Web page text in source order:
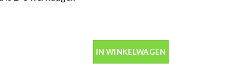
IN WINKELWAGEN